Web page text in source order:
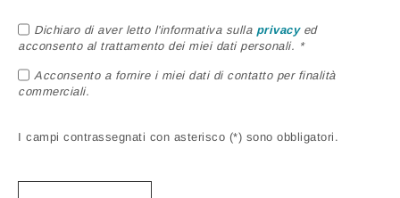
Dichiaro di aver letto l'informativa sulla privacyed
acconsento al trattamento dei miei dati personali. *
Acconsento a fornire i miei dati di contatto per finalità
commerciali.
I campi contrassegnati con asterisco (*) sono obbligatori.